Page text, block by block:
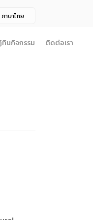
นกิจกรรม ติดต่อเรา